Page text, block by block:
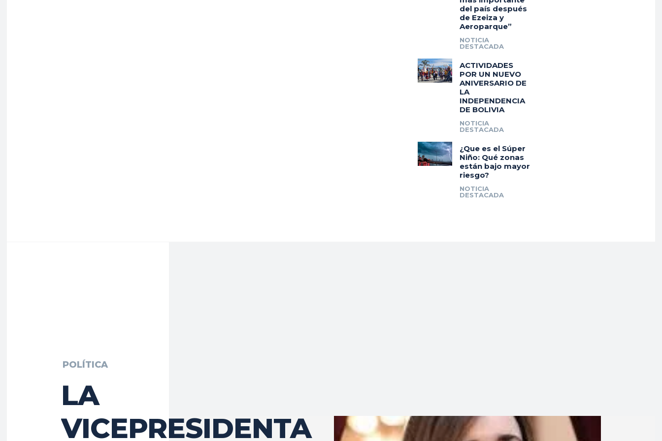
del país después
de Ezeiza y
Aeroparque”
NOTICIA
DESTACADA
ACTIVIDADES
POR UN NUEVO
ANIVERSARIO DE
LA
INDEPENDENCIA
DE BOLIVIA
NOTICIA
DESTACADA
¿Que es el Súper
Niño: Qué zonas
están bajo mayor
riesgo?
NOTICIA
DESTACADA